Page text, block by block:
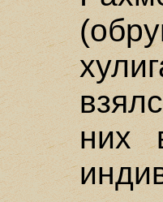
них